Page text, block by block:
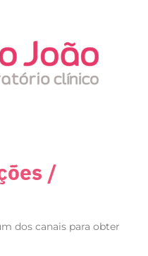
/
dos canais para obter